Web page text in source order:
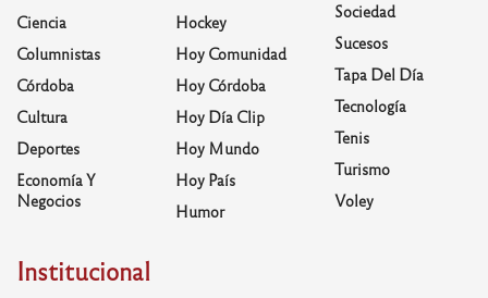
Ciencia
Columnistas
Córdoba
Cultura
Deportes
Economía Y
Negocios
Hockey
Hoy Comunidad
Hoy Córdoba
Hoy Día Clip
Hoy Mundo
Hoy País
Humor
Sociedad
Sucesos
Tapa Del Día
Tecnología
Tenis
Turismo
Voley
Institucional